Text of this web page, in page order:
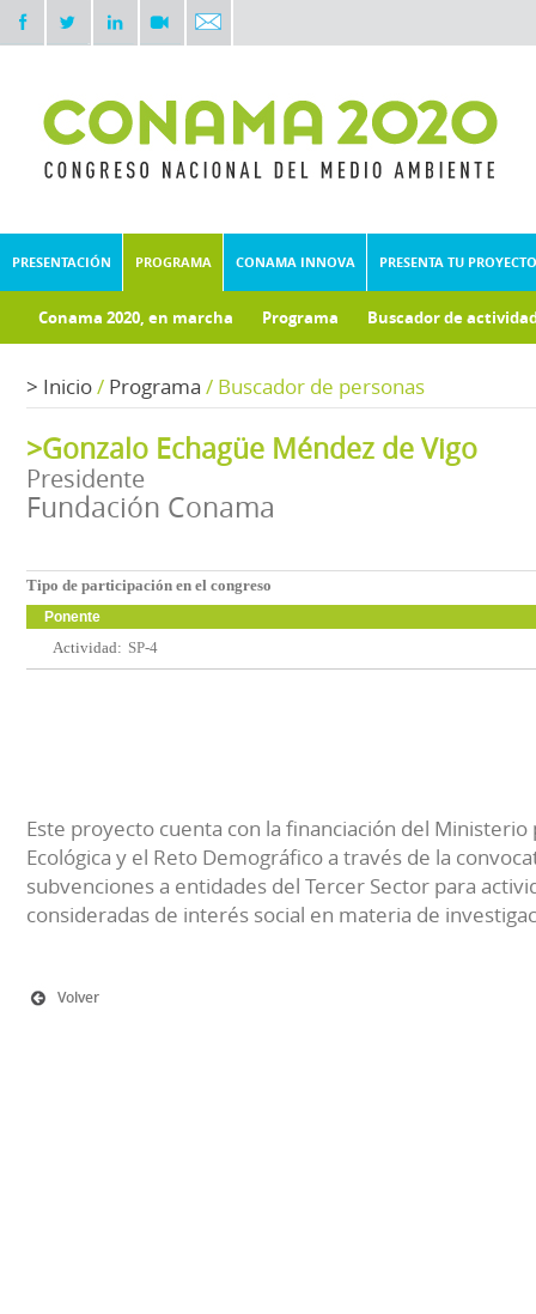
PRESENTACIÓN PROGRAMA CONAMA INNOVA PRESENTA TU PROYECTO
Conama 2020, en marcha Programa Buscador de
> Inicio/ Programa / Buscador de personas
>Gonzalo Echagüe Méndez de Vigo
Presidente
Fundación Conama
Tipo de participación en el congreso
Ponente
Actividad: SP-4
Este proyecto cuenta con la financiación del Ministerio
Ecológica y el Reto Demográfico a través de la
subvenciones a entidades del Tercer Sector para
consideradas de interés social en materia de
Volver